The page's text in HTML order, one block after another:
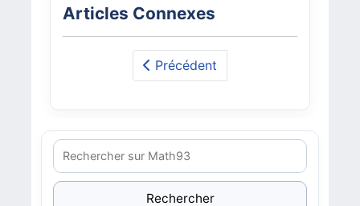
Articles Connexes
Précédent
Rechercher